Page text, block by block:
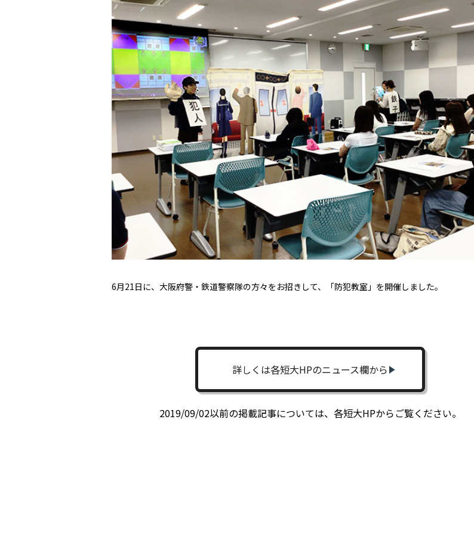
6月21日に、大阪府警・鉄道警察隊の方々をお招きして、「防犯教室」を開催しました。
詳しくは各短大HPのニュース欄から
2019/09/02以前の掲載記事については、各短大HPからご覧ください。